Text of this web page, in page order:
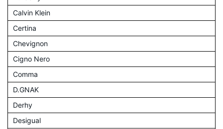
Calvin Klein
Certina
Chevignon
Cigno Nero
Comma
D.GNAK
Derhy
Desigual